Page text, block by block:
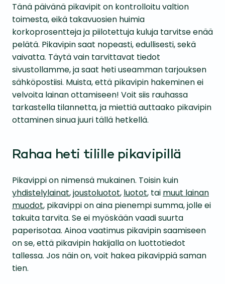
Tänä päivänä pikavipit on kontrolloitu valtion
toimesta, eikä takavuosien huimia
korkoprosentteja ja piilotettuja kuluja tarvitse enää
pelätä. Pikavipin saat nopeasti, edullisesti, sekä
vaivatta. Täytä vain tarvittavat tiedot
sivustollamme, ja saat heti useamman tarjouksen
sähköpostiisi. Muista, että pikavipin hakeminen ei
velvoita lainan ottamiseen! Voit siis rauhassa
tarkastella tilannetta, ja miettiä auttaako pikavipin
ottaminen sinua juuri tällä hetkellä.
Rahaa heti tilille pikavipillä
Pikavippi on nimensä mukainen. Toisin kuin
yhdistelylainat,joustoluotot, luotot, tai muut lainan
muodot, pikavippi on aina pienempi summa, jolle ei
takuita tarvita. Se ei myöskään vaadi suurta
paperisotaa. Ainoa vaatimus pikavipin saamiseen
on se, että pikavipin hakijalla on luottotiedot
tallessa. Jos näin on, voit hakea pikavippiä saman
tien.